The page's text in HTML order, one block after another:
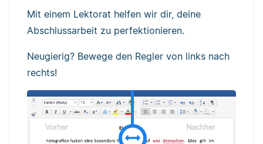
Mit einem Lektorat helfen wir dir, deine
Abschlussarbeit zu perfektionieren.
Neugierig? Bewege den Regler von links nach
rechts!